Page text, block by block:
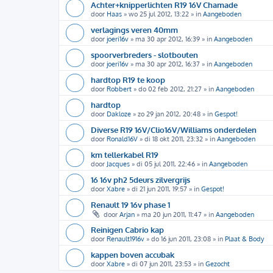
Achter+knipperlichten R19 16V Chamade
door Haas » wo 25 jul 2012, 13:22 » in Aangeboden
verlagings veren 40mm
door joeri16v » ma 30 apr 2012, 16:39 » in Aangeboden
spoorverbreders - slotbouten
door joeri16v » ma 30 apr 2012, 16:37 » in Aangeboden
hardtop R19 te koop
door Robbert » do 02 feb 2012, 21:27 » in Aangeboden
hardtop
door Dakloze » zo 29 jan 2012, 20:48 » in Gespot!
Diverse R19 16V/Clio16V/Williams onderdelen
door Ronald16V » di 18 okt 2011, 23:32 » in Aangeboden
km tellerkabel R19
door Jacques » di 05 jul 2011, 22:46 » in Aangeboden
16 16v ph2 5deurs zilvergrijs
door Xabre » di 21 jun 2011, 19:57 » in Gespot!
Renault 19 16v phase 1
door Arjan » ma 20 jun 2011, 11:47 » in Aangeboden
Reinigen Cabrio kap
door Renault1916v » do 16 jun 2011, 23:08 » in Plaat & Body
kappen boven accubak
door Xabre » di 07 jun 2011, 23:53 » in Gezocht